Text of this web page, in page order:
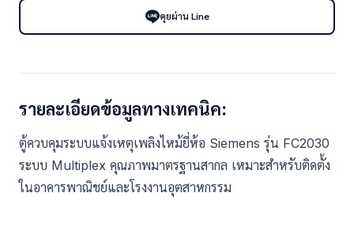
คุยผ่าน Line
รายละเอียดข้อมูลทางเทคนิค:
ตู้ควบคุมระบบแจ้งเหตุเพลิงไหม้ยี่ห้อ Siemens รุ่น FC2030
ระบบ Multiplex คุณภาพมาตรฐานสากล เหมาะสำหรับติดตั้ง
ในอาคารพาณิชย์และโรงงานอุตสาหกรรม